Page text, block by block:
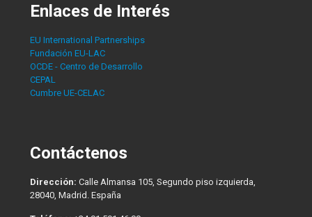
Enlaces de Interés
EU International Partnerships
Fundación EU-LAC
OCDE - Centro de Desarrollo
CEPAL
Cumbre UE-CELAC
Contáctenos
Dirección: Calle Almansa 105, Segundo piso izquierda,
28040, Madrid. España